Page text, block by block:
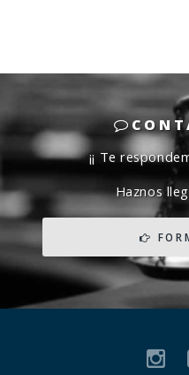
¡¡ Te
Haznos